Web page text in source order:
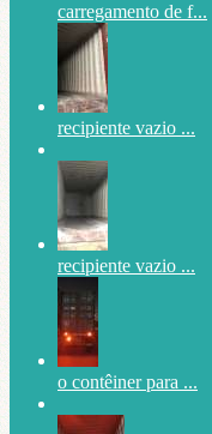
carregamento de f...
recipiente vazio ...
recipiente vazio ...
o contêiner para ...